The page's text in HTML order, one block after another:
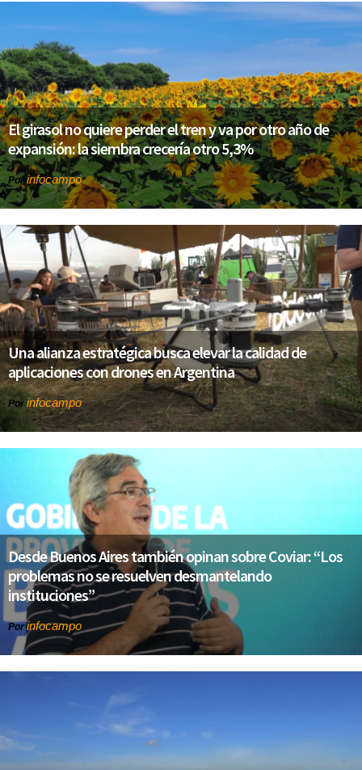
El girasol no quiere perder el tren y va por otro año de
expansión: la siembra crecería otro 5,3%
Por infocampo
Una alianza estratégica busca elevar la calidad de
aplicaciones con drones en Argentina
Por infocampo
Desde Buenos Aires también opinan sobre Coviar: “Los
problemas no se resuelven desmantelando
instituciones”
Porinfocampo